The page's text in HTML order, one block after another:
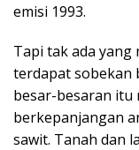
emisi 1993.
Tapi tak ada yang
terdapat sobekan
besar-besaran itu
berkepanjangan
sawit. Tanah dan